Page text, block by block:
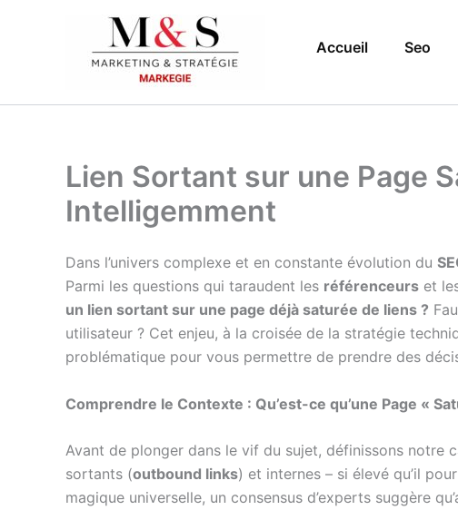
Accueil Seo
Lien Sortant sur une Page
Intelligemment
Dans l’univers complexe et en constante évolution du
Parmi les questions qui taraudent les référenceurs et
un lien sortant sur une page déjà saturée de liens ?
utilisateur ? Cet enjeu, à la croisée de la stratégie
problématique pour vous permettre de prendre des
Comprendre le Contexte : Qu’est-ce qu’une Page «
Avant de plonger dans le vif du sujet, définissons notre
sortants (outbound links) et internes – si élevé qu’il
magique universelle, un consensus d’experts suggère